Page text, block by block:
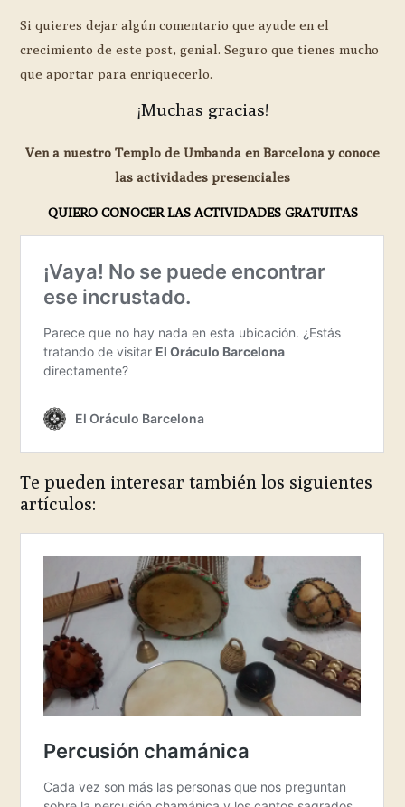
Si quieres dejar algún comentario que ayude en el
crecimiento de este post, genial. Seguro que tienes mucho
que aportar para enriquecerlo.
¡Muchas gracias!
Ven a nuestro Templo de Umbanda en Barcelona y conoce
las actividades presenciales
QUIERO CONOCER LAS ACTIVIDADES GRATUITAS
Te pueden interesar también los siguientes
artículos: